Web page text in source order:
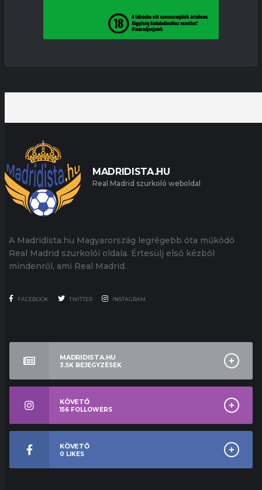
MADRIDISTA.HU
Real Madrid szurkoló weboldal
A Madridista.hu Magyarország legrégebb óta működő
Real Madrid szurkolói oldala. Értesülj első kézből
mindenről, ami Real Madrid.
FACEBOOK TWITTER INSTAGRAM
MADRIDISTA.HU
3.5K BEJEGYZÉSEK
KÖVETŐ
156 FOLLOWERS
KÖVETŐ
0 LIKES